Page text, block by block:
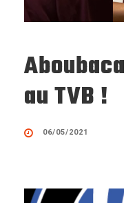
au TVB !
06/05/2021